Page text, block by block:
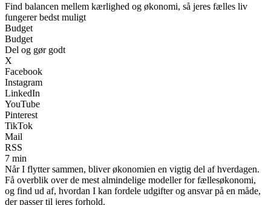
Find balancen mellem kærlighed og økonomi, så jeres fælles liv
fungerer bedst muligt
Budget
Budget
Del og gør godt
X
Facebook
Instagram
LinkedIn
YouTube
Pinterest
TikTok
Mail
RSS
7 min
Når I flytter sammen, bliver økonomien en vigtig del af hverdagen.
Få overblik over de mest almindelige modeller for fællesøkonomi,
og find ud af, hvordan I kan fordele udgifter og ansvar på en måde,
der passer til jeres forhold.